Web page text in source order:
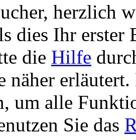
herzlich
dies Ihr erster
die Hilfe
näher
um alle
Sie das